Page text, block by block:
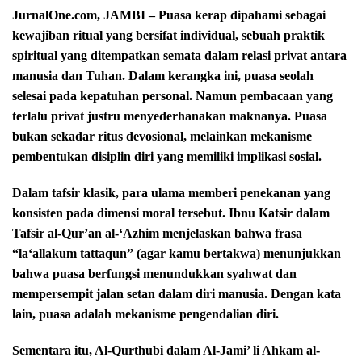
JurnalOne.com, JAMBI – Puasa kerap dipahami sebagai
kewajiban ritual yang bersifat individual, sebuah praktik
spiritual yang ditempatkan semata dalam relasi privat antara
manusia dan Tuhan. Dalam kerangka ini, puasa seolah
selesai pada kepatuhan personal. Namun pembacaan yang
terlalu privat justru menyederhanakan maknanya. Puasa
bukan sekadar ritus devosional, melainkan mekanisme
pembentukan disiplin diri yang memiliki implikasi sosial.
Dalam tafsir klasik, para ulama memberi penekanan yang
konsisten pada dimensi moral tersebut. Ibnu Katsir dalam
Tafsir al-Qur’an al-‘Azhim menjelaskan bahwa frasa
“la‘allakum tattaqun” (agar kamu bertakwa) menunjukkan
bahwa puasa berfungsi menundukkan syahwat dan
mempersempit jalan setan dalam diri manusia. Dengan kata
lain, puasa adalah mekanisme pengendalian diri.
Sementara itu, Al-Qurthubi dalam Al-Jami’ li Ahkam al-